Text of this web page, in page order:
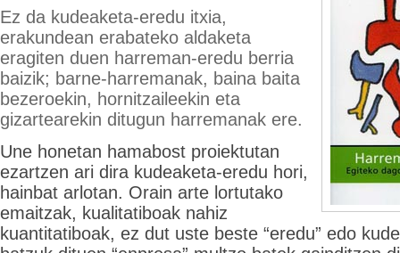
Ez da kudeaketa-eredu itxia,
erakundean erabateko aldaketa
eragiten duen harreman-eredu berria
baizik; barne-harremanak, baina baita
bezeroekin, hornitzaileekin eta
gizartearekin ditugun harremanak ere.
Une honetan hamabost proiektutan
ezartzen ari dira kudeaketa-eredu hori,
hainbat arlotan. Orain arte lortutako
emaitzak, kualitatiboak nahiz
kuantitatiboak, ez dut uste beste “eredu” edo